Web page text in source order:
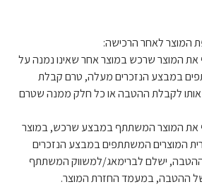
המוצר לאחר הרכישה:
המוצר שרכש במוצר אחר שאינו נמנה על
במבצע הנזכרים מעלה, טרם קבלת
לקבלת ההטבה או כל חלק ממנה שטרם
המוצר המשתתף במבצע שרכש, במוצר
המוצרים המשתתפים במבצע הנזכרים
ישלם לברימאג/למשווק המשתתף
ההטבה, במעמד החזרת המוצר.